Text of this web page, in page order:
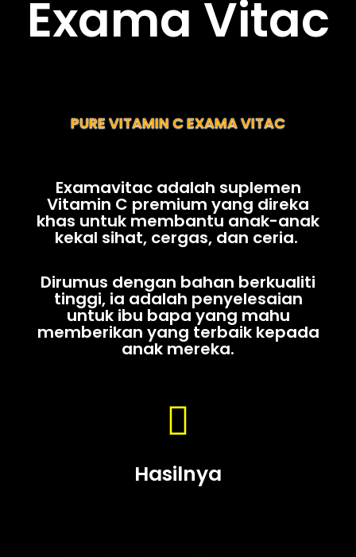
Exama Vitac
PURE VITAMIN C EXAMA VITAC
Examavitac adalah suplemen
Vitamin C premium yang direka
khas untuk membantu anak-anak
kekal sihat, cergas, dan ceria.
Dirumus dengan bahan berkualiti
tinggi, ia adalah penyelesaian
untuk ibu bapa yang mahu
memberikan yang terbaik kepada
anak mereka.
Hasilnya